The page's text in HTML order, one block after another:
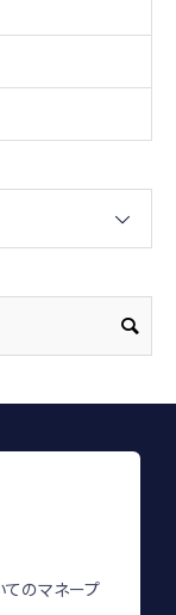
のマネープ